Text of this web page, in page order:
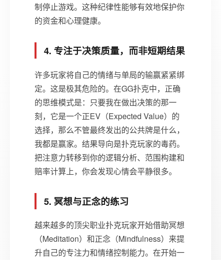
制停止游戏。这种纪律性能够有效地保护你
的资金和心理健康。
4. 专注于决策质量，而非短期结果
许多玩家将自己的情绪与单局的输赢紧紧绑
定。这是极其危险的。在GG扑克中，正确
的思维模式是：只要我在做出决策的那一
刻，它是一个正EV（Expected Value）的
选择，那么不管最终发出的公共牌是什么，
我都是赢家。结果导向是扑克玩家的毒药。
把注意力转移到你的逻辑分析、范围构建和
赔率计算上，你会发现心情会平静很多。
5. 冥想与正念的练习
越来越多的顶尖职业扑克玩家开始借助冥想
（Meditation）和正念（Mindfulness）来提
升自己的专注力和情绪控制能力。在开始一